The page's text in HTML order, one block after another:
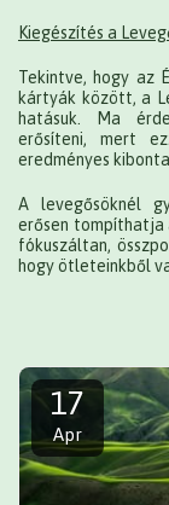
Kiegészítés a
Tekintve, hogy az
kártyák között, a
hatásuk. Ma
erősíteni, mert
eredményes
A levegősöknél
erősen tompíthatja
fókuszáltan,
hogy ötleteinkből
17
Apr